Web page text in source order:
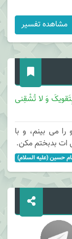
مشاهده تفسیر
وَ لا تُشْقِنی
را می بینم، و با
ات بدبختم مکن.
حسین (علیه السلام)